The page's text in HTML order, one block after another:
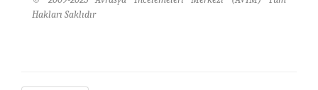
Hakları Saklıdır